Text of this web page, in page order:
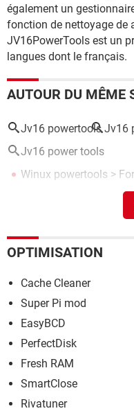
également un
fonction de nettoyage de
JV16PowerTools est un
langues dont le français.
AUTOUR DU MÊME
Jv16 powertools Jv16
Jv16 power tools
Winux powertools >
Jv16 PowerTools 2005
OPTIMISATION
Cache Cleaner
Super Pi mod
EasyBCD
PerfectDisk
Fresh RAM
SmartClose
Rivatuner